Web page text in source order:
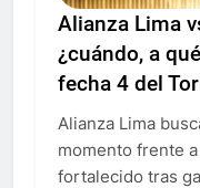
Alianza Lima
¿cuándo, a
fecha 4 del
Alianza Lima
momento frente
fortalecido tras